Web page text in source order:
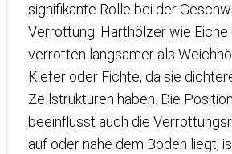
signifikante Rolle bei der
Verrottung. Harthölzer wie Eiche
verrotten langsamer als
Kiefer oder Fichte, da sie
Zellstrukturen haben. Die
beeinflusst auch die
auf oder nahe dem Boden liegt,